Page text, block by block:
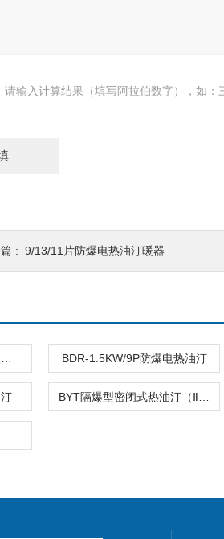
请输入计算结果（填写阿拉伯数字），如：
: 9/13/11片防爆电热油汀暖器
BDR-1.5KW/9P防爆电热油汀